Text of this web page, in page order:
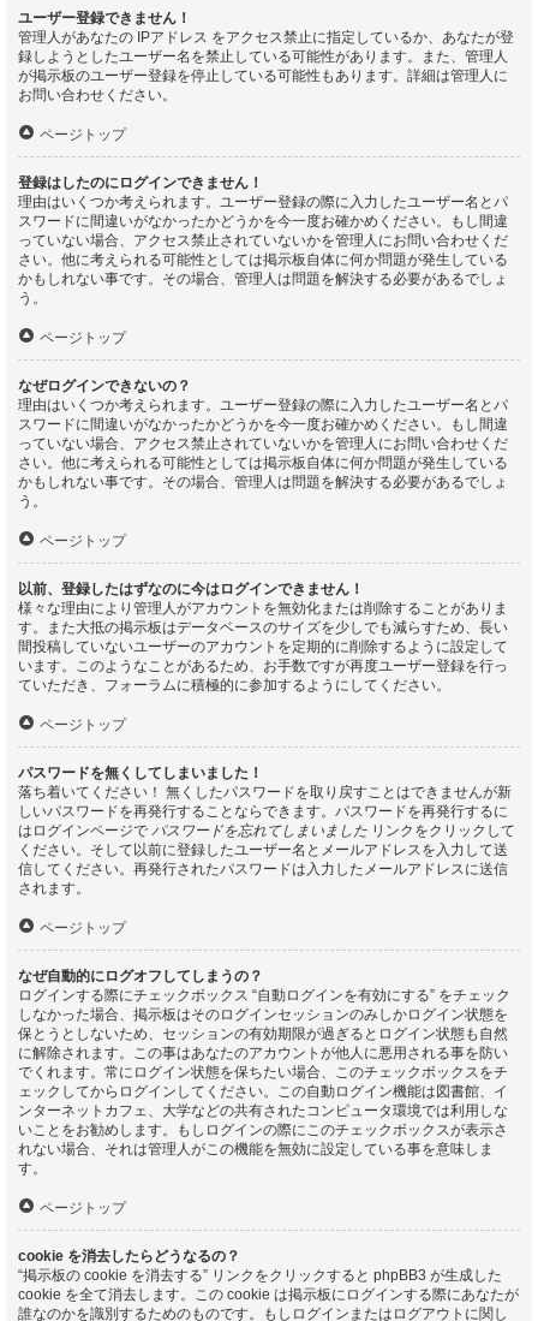
ユーザー登録できません！
管理人があなたの IPアドレス をアクセス禁止に指定しているか、あなたが登
録しようとしたユーザー名を禁止している可能性があります。また、管理人
が掲示板のユーザー登録を停止している可能性もあります。詳細は管理人に
お問い合わせください。
ページトップ
登録はしたのにログインできません！
理由はいくつか考えられます。ユーザー登録の際に入力したユーザー名とパ
スワードに間違いがなかったかどうかを今一度お確かめください。もし間違
っていない場合、アクセス禁止されていないかを管理人にお問い合わせくだ
さい。他に考えられる可能性としては掲示板自体に何か問題が発生している
かもしれない事です。その場合、管理人は問題を解決する必要があるでしょ
う。
ページトップ
なぜログインできないの？
理由はいくつか考えられます。ユーザー登録の際に入力したユーザー名とパ
スワードに間違いがなかったかどうかを今一度お確かめください。もし間違
っていない場合、アクセス禁止されていないかを管理人にお問い合わせくだ
さい。他に考えられる可能性としては掲示板自体に何か問題が発生している
かもしれない事です。その場合、管理人は問題を解決する必要があるでしょ
う。
ページトップ
以前、登録したはずなのに今はログインできません！
様々な理由により管理人がアカウントを無効化または削除することがありま
す。また大抵の掲示板はデータベースのサイズを少しでも減らすため、長い
間投稿していないユーザーのアカウントを定期的に削除するように設定して
います。このようなことがあるため、お手数ですが再度ユーザー登録を行っ
ていただき、フォーラムに積極的に参加するようにしてください。
ページトップ
パスワードを無くしてしまいました！
落ち着いてください！ 無くしたパスワードを取り戻すことはできませんが新
しいパスワードを再発行することならできます。パスワードを再発行するに
はログインページで パスワードを忘れてしまいました リンクをクリックして
ください。そして以前に登録したユーザー名とメールアドレスを入力して送
信してください。再発行されたパスワードは入力したメールアドレスに送信
されます。
ページトップ
なぜ自動的にログオフしてしまうの？
ログインする際にチェックボックス “自動ログインを有効にする” をチェック
しなかった場合、掲示板はそのログインセッションのみしかログイン状態を
保とうとしないため、セッションの有効期限が過ぎるとログイン状態も自然
に解除されます。この事はあなたのアカウントが他人に悪用される事を防い
でくれます。常にログイン状態を保ちたい場合、このチェックボックスをチ
ェックしてからログインしてください。この自動ログイン機能は図書館、イ
ンターネットカフェ、大学などの共有されたコンピュータ環境では利用しな
いことをお勧めします。もしログインの際にこのチェックボックスが表示さ
れない場合、それは管理人がこの機能を無効に設定している事を意味しま
す。
ページトップ
cookie を消去したらどうなるの？
“掲示板の cookie を消去する” リンクをクリックすると phpBB3 が生成した
cookie を全て消去します。この cookie は掲示板にログインする際にあなたが
誰なのかを識別するためのものです。もしログインまたはログアウトに関し